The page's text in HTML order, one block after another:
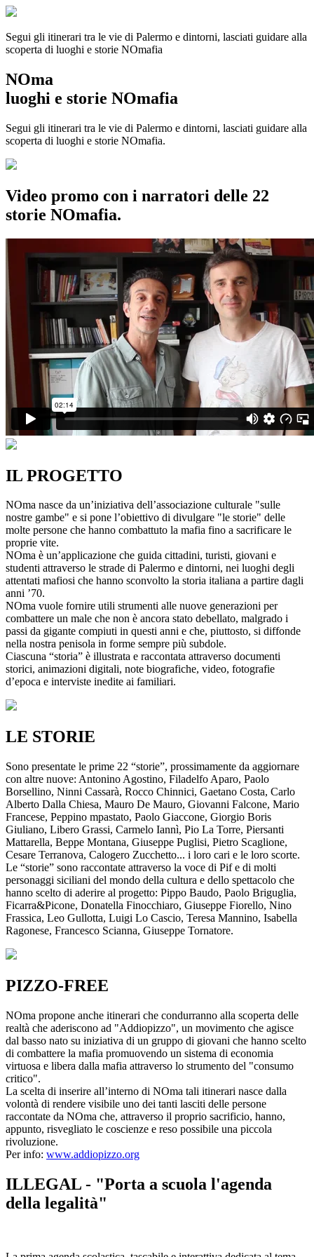
Segui gli itinerari tra le vie di Palermo e dintorni, lasciati guidare alla
scoperta di luoghi e storie NOmafia
NOma
luoghi e storie NOmafia
Segui gli itinerari tra le vie di Palermo e dintorni, lasciati guidare alla
scoperta di luoghi e storie NOmafia.
Video promo con i narratori delle 22
storie NOmafia.
IL PROGETTO
NOma nasce da un’iniziativa dell’associazione culturale "sulle
nostre gambe" e si pone l’obiettivo di divulgare "le storie" delle
molte persone che hanno combattuto la mafia fino a sacrificare le
proprie vite.
NOma è un’applicazione che guida cittadini, turisti, giovani e
studenti attraverso le strade di Palermo e dintorni, nei luoghi degli
attentati mafiosi che hanno sconvolto la storia italiana a partire dagli
anni ’70.
NOma vuole fornire utili strumenti alle nuove generazioni per
combattere un male che non è ancora stato debellato, malgrado i
passi da gigante compiuti in questi anni e che, piuttosto, si diffonde
nella nostra penisola in forme sempre più subdole.
Ciascuna “storia” è illustrata e raccontata attraverso documenti
storici, animazioni digitali, note biografiche, video, fotografie
d’epoca e interviste inedite ai familiari.
LE STORIE
Sono presentate le prime 22 “storie”, prossimamente da aggiornare
con altre nuove: Antonino Agostino, Filadelfo Aparo, Paolo
Borsellino, Ninni Cassarà, Rocco Chinnici, Gaetano Costa, Carlo
Alberto Dalla Chiesa, Mauro De Mauro, Giovanni Falcone, Mario
Francese, Peppino mpastato, Paolo Giaccone, Giorgio Boris
Giuliano, Libero Grassi, Carmelo Iannì, Pio La Torre, Piersanti
Mattarella, Beppe Montana, Giuseppe Puglisi, Pietro Scaglione,
Cesare Terranova, Calogero Zucchetto... i loro cari e le loro scorte.
Le “storie” sono raccontate attraverso la voce di Pif e di molti
personaggi siciliani del mondo della cultura e dello spettacolo che
hanno scelto di aderire al progetto: Pippo Baudo, Paolo Briguglia,
Ficarra&Picone, Donatella Finocchiaro, Giuseppe Fiorello, Nino
Frassica, Leo Gullotta, Luigi Lo Cascio, Teresa Mannino, Isabella
Ragonese, Francesco Scianna, Giuseppe Tornatore.
PIZZO-FREE
NOma propone anche itinerari che condurranno alla scoperta delle
realtà che aderiscono ad "Addiopizzo", un movimento che agisce
dal basso nato su iniziativa di un gruppo di giovani che hanno scelto
di combattere la mafia promuovendo un sistema di economia
virtuosa e libera dalla mafia attraverso lo strumento del "consumo
critico".
La scelta di inserire all’interno di NOma tali itinerari nasce dalla
volontà di rendere visibile uno dei tanti lasciti delle persone
raccontate da NOma che, attraverso il proprio sacrificio, hanno,
appunto, risvegliato le coscienze e reso possibile una piccola
rivoluzione.
Per info: www.addiopizzo.org
ILLEGAL - "Porta a scuola l'agenda
della legalità"